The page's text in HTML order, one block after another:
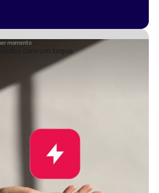
momento
dados com um toque